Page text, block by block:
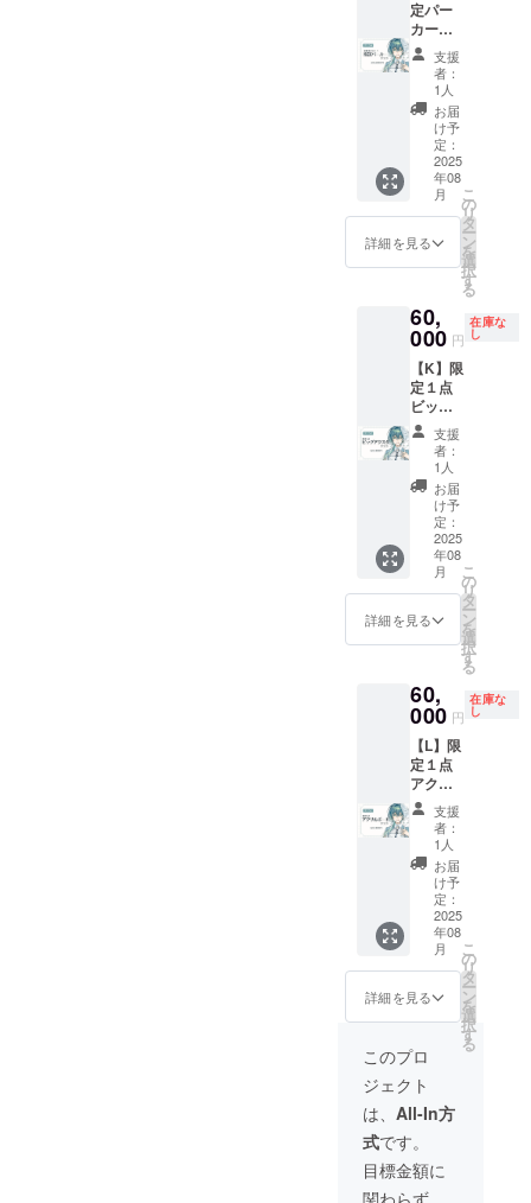
間：動
画が存
続する
限り掲
ル便を
使用し
て送付
予定で
す ※先
行配信
の日時
が決ま
り次第
お知ら
せしま
す ※現
物グッ
BOOTH
発送を
使用予
定です
掲載期
間：動
画が存
続する
限り掲
時、備
考欄に
掲載を
希望さ
れるお
名前を
ご記入
くださ
い ※掲
載を希
望され
ない場
合は
「掲載
なし」
入くだ
さい ※
お礼ボ
イス、
スマホ
壁紙、
お礼
Live2D
動画は
ギガ
ファイ
ル便を
使用し
て送付
予定で
す ※先
行配信
お知ら
せしま
す ※現
物グッ
ズは
BOOTH
の匿名
発送を
使用予
定です
掲載期
間：動
画が存
続する
限り掲
載
待 ■お
礼
Live2D
動画30
秒(共通)
■お名前
入りポ
スト
カード
■クリア
ファイ
ル ■
ビッグ
缶バッ
ジ ■ア
（デ
フォル
メ） ■
マグ
カップ
＋ □直
筆イラ
スト色
紙 □A2
タペス
トリー
※ご支援
時、備
考欄に
掲載を
希望さ
れるお
い ※掲
載を希
望され
ない場
合は
「掲載
なし」
とご記
入くだ
さい ※
お礼ボ
イス、
スマホ
壁紙、
お礼
Live2D
動画は
ル便を
て送付
予定で
す ※先
行配信
の日時
が決ま
定パー
カープ
ラン ■
活動報
告の閲
覧 ■ク
レジッ
トの記
載 ■お
礼ボイ
ス10秒
(共通) ■
スマホ
壁紙２
種（等
フォル
メ） ■
先行配
信ご招
待 ■お
礼
Live2D
動画30
秒(共通)
■お名前
入りポ
スト
カード
■クリア
ファイ
ル ■
ビッグ
（デ
フォル
メ） ■
マグ
カップ
■直筆イ
ラスト
色紙
■A2タ
ペスト
リー ＋
□限定
パー
カー ※
ご支援
時、備
考欄に
れるお
ご記入
くださ
い ※掲
載を希
望され
ない場
支援
者：
1人
お届
け予
定：
2025
年08
月
詳細を見る
こ
の
リ
タ
ー
ン
を
選
択
す
る
60,
000 円
在庫な
し
【K】限
定１点
ビッグ
アクス
タプラ
ン ■活
動報告
の閲覧
■クレ
ジット
の記載
■お礼ボ
イス10
秒(共通)
■スマホ
壁紙２
身/デ
フォル
メ） ■
先行配
信ご招
待 ■お
礼
Live2D
動画30
秒(共通)
■お名前
入りポ
スト
カード
＋ □
ビッグ
アクス
ご支援
時、備
考欄に
掲載を
希望さ
れるお
名前を
ご記入
支援
者：
1人
お届
け予
定：
2025
年08
月
詳細を見る
こ
の
リ
タ
ー
ン
を
選
択
す
る
60,
000 円
在庫な
し
【L】限
定１点
アクリ
ルボー
ドプラ
ン ■活
動報告
の閲覧
■クレ
ジット
の記載
■お礼ボ
イス10
秒(共通)
■スマホ
壁紙２
種（等
身/デ
フォル
メ） ■
先行配
信ご招
待 ■お
礼
支援
者：
1人
お届
け予
定：
2025
年08
月
詳細を見る
こ
の
リ
タ
ー
ン
を
選
択
す
る
このプロ
ジェクト
は、 All-In方
式です。
目標金額に